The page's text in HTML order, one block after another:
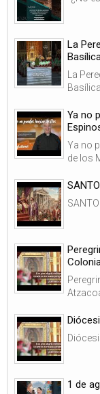
La
La
Ya no
Ya no
de los
1 de